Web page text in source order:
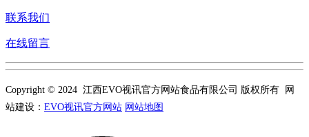
联系我们
在线留言
Copyright © 2024 江西EVO视讯官方网站食品有限公司 版权所有 网
站建设： EVO视讯官方网站 网站地图